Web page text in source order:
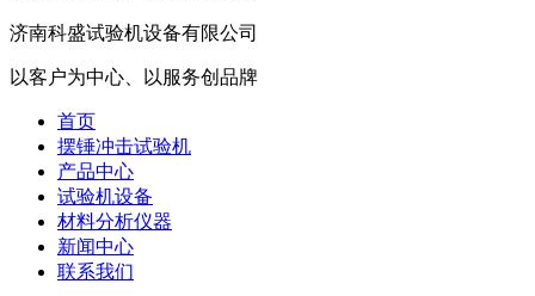
济南科盛试验机设备有限公司
以客户为中心、以服务创品牌
首页
摆锤冲击试验机
产品中心
试验机设备
材料分析仪器
新闻中心
联系我们